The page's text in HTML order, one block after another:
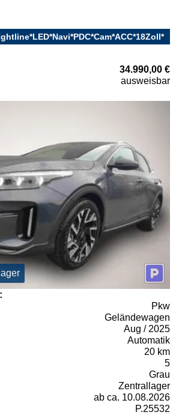
34.990,00 €
ausweisbar
Pkw
Geländewagen
Aug / 2025
Automatik
20 km
5
Grau
Zentrallager
ab ca. 10.08.2026
P.25532